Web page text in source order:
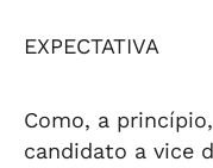
EXPECTATIVA
Como, a
candidato a vice